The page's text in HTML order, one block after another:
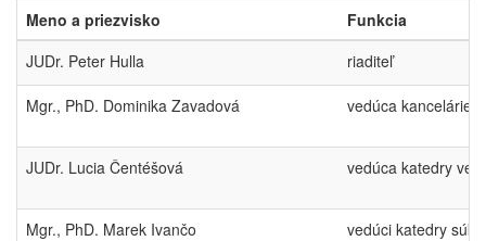
Meno a priezvisko
Funkcia
JUDr. Peter Hulla
riaditeľ
Mgr., PhD. Dominika Zavadová vedúca kancelárie
JUDr. Lucia Čentéšová vedúca katedry
Mgr., PhD. Marek Ivančo vedúci katedry